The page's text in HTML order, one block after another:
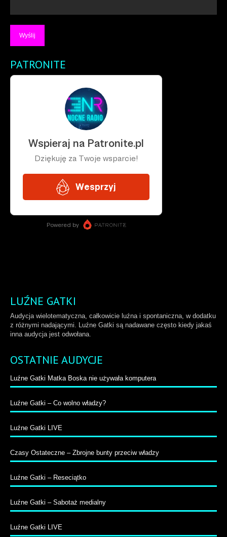
PATRONITE
LUŹNE GATKI
Audycja wielotematyczna, całkowicie luźna i spontaniczna, w dodatku
z różnymi nadającymi. Luźne Gatki są nadawane często kiedy jakaś
inna audycja jest odwołana.
OSTATNIE AUDYCJE
Luźne Gatki Matka Boska nie używała komputera
Luźne Gatki – Co wolno władzy?
Luźne Gatki LIVE
Czasy Ostateczne – Zbrojne bunty przeciw władzy
Luźne Gatki – Reseciątko
Luźne Gatki – Sabotaż medialny
Luźne Gatki LIVE